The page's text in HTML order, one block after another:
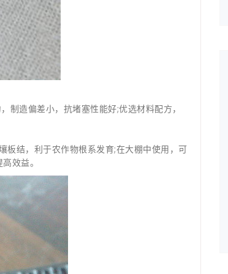
制造偏差小，抗堵塞性能好;优选材料配方，
板结，利于农作物根系发育;在大棚中使用，可
效益。